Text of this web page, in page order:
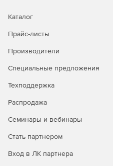
Каталог
Прайс-листы
Производители
Специальные предложения
Техподдержка
Распродажа
Семинары и вебинары
Стать партнером
Вход в ЛК партнера